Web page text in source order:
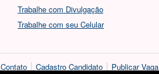
Trabalhe com Divulgação
Trabalhe com seu Celular
Contato Cadastro Candidato Publicar Vaga